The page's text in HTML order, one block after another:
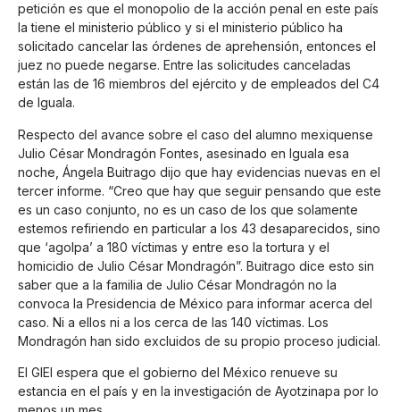
petición es que el monopolio de la acción penal en este país
la tiene el ministerio público y si el ministerio público ha
solicitado cancelar las órdenes de aprehensión, entonces el
juez no puede negarse. Entre las solicitudes canceladas
están las de 16 miembros del ejército y de empleados del C4
de Iguala.
Respecto del avance sobre el caso del alumno mexiquense
Julio César Mondragón Fontes, asesinado en Iguala esa
noche, Ángela Buitrago dijo que hay evidencias nuevas en el
tercer informe. “Creo que hay que seguir pensando que este
es un caso conjunto, no es un caso de los que solamente
estemos refiriendo en particular a los 43 desaparecidos, sino
que ‘agolpa’ a 180 víctimas y entre eso la tortura y el
homicidio de Julio César Mondragón”. Buitrago dice esto sin
saber que a la familia de Julio César Mondragón no la
convoca la Presidencia de México para informar acerca del
caso. Ni a ellos ni a los cerca de las 140 víctimas. Los
Mondragón han sido excluidos de su propio proceso judicial.
El GIEI espera que el gobierno del México renueve su
estancia en el país y en la investigación de Ayotzinapa por lo